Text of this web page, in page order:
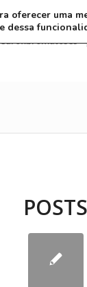
POSTS
oferecer uma
dessa